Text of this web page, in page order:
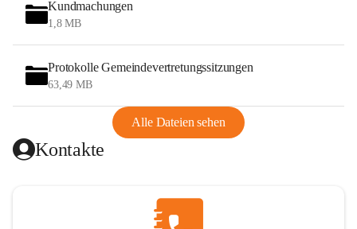
Kundmachungen
1,8 MB
Protokolle Gemeindevertretungssitzungen
63,49 MB
Alle Dateien sehen
Kontakte